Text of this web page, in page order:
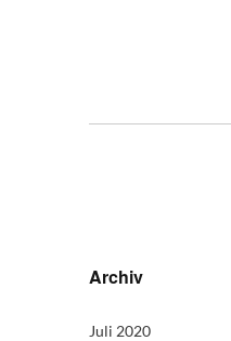
Archiv
Juli 2020